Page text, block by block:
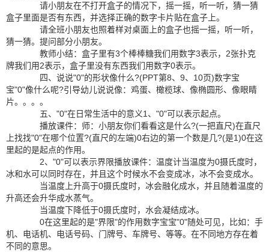
请小朋友在不打开盒子的情况下，摇一摇，听一听，猜一猜
盒子里面是否有东西，并选择正确的数字卡片贴在盒子上。
请全班小朋友也照着样对桌面上的盒子也摇一摇，听一听，
猜一猜。提问部分小朋友。
教师小结：盒子里有3个棒棒糖我们用数字3表示，2张扑克
牌我们用2表示，盒子里没有东西我们用数字0表示。
四、说说"0"的形状像什么?(PPT第8、9、10页)数字宝
宝"0"像什么呢?引导幼儿说说像：鸡蛋、橄榄球、像椭圆形、像眼睛
片。。。。
五、"0"在日常生活中的意义1、"0"可以表示起点。
播放课件：师：小朋友你们看看这是什么?(一把直尺)在直尺
上找找"0"在哪个位置?(直尺的左端)0右边的第一个数是几?(是1)0在这
里起的是起点的作用。
2、"0"可以表示界限播放课件：温度计当温度为0摄氏度时，
冰和水可以同时存在，并且这个时候水不会变成冰，冰不会变成水。
当温度上升高于0摄氏度时，冰会融化成水，并且随着温度的
升高还会升华成水蒸气。
当温度下降低于0摄氏度时，水会凝结成冰。
0在这里起的是"界限"的作用数字宝宝"0"随处可见，比如：手
机、电话机、电话号码、门牌号、车牌号、等等。在不同地方存在着
不同的意思。